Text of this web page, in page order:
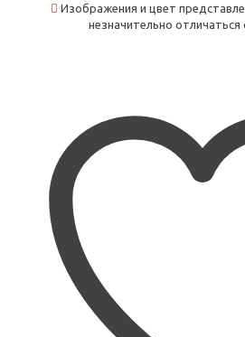
Изображения и цвет
незначительно отличаться